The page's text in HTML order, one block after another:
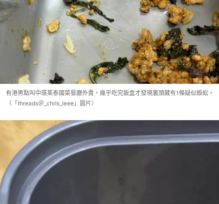
有港男點叫中環某泰國菜餐廳外賣，幾乎吃完飯盒才發現裏頭藏有1條疑似蜈蚣。
（「threads＠_chris_leee」圖片）